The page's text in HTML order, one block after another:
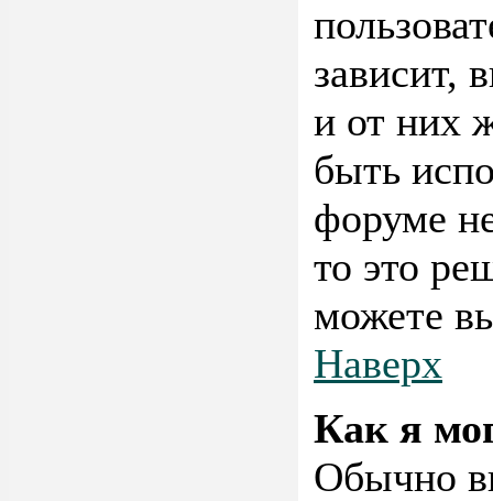
зависит,
и от них
быть
форуме
то это
можете
Наверх
Как я
Обычно